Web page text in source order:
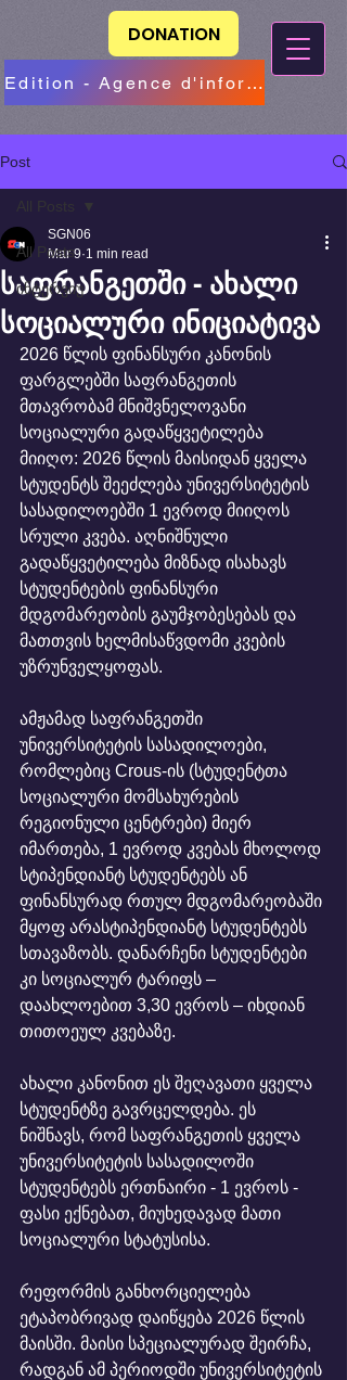
Edition - Agence d'information
DONATION
Post
All Posts
ინტერვიუ
All Posts
საფრანგეთში - ახალი
სოციალური ინიციატივა
SGN06
Mar 9 1 min read
2026 წლის ფინანსური კანონის
ფარგლებში საფრანგეთის
მთავრობამ მნიშვნელოვანი
სოციალური გადაწყვეტილება
მიიღო: 2026 წლის მაისიდან ყველა
სტუდენტს შეეძლება უნივერსიტეტის
სასადილოებში 1 ევროდ მიიღოს
სრული კვება. აღნიშნული
გადაწყვეტილება მიზნად ისახავს
სტუდენტების ფინანსური
მდგომარეობის გაუმჯობესებას და
მათთვის ხელმისაწვდომი კვების
უზრუნველყოფას.
ამჟამად საფრანგეთში
უნივერსიტეტის სასადილოები,
რომლებიც Crous-ის (სტუდენტთა
სოციალური მომსახურების
რეგიონული ცენტრები) მიერ
იმართება, 1 ევროდ კვებას მხოლოდ
სტიპენდიანტ სტუდენტებს ან
ფინანსურად რთულ მდგომარეობაში
მყოფ არასტიპენდიანტ სტუდენტებს
სთავაზობს. დანარჩენი სტუდენტები
კი სოციალურ ტარიფს –
დაახლოებით 3,30 ევროს – იხდიან
თითოეულ კვებაზე.
ახალი კანონით ეს შეღავათი ყველა
სტუდენტზე გავრცელდება. ეს
ნიშნავს, რომ საფრანგეთის ყველა
უნივერსიტეტის სასადილოში
სტუდენტებს ერთნაირი - 1 ევროს -
ფასი ექნებათ, მიუხედავად მათი
სოციალური სტატუსისა.
რეფორმის განხორციელება
ეტაპობრივად დაიწყება 2026 წლის
მაისში. მაისი სპეციალურად შეირჩა,
რადგან ამ პერიოდში უნივერსიტეტის